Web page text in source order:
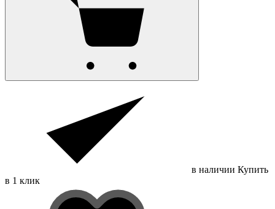
в наличии Купить
в 1 клик